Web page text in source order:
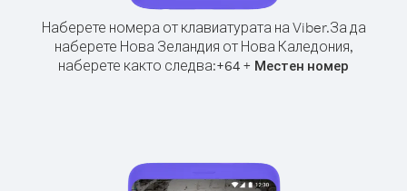
Наберете номера от клавиатурата на Viber.За да
наберете Нова Зеландия от Нова Каледония,
наберете както следва:+64 + Местен номер